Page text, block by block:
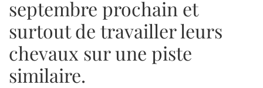
septembre prochain et
surtout de travailler leurs
chevaux sur une piste
similaire.